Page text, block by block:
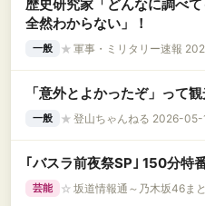
歴史研究家「どんなに調べ
全然わからない」！
一般 ★ 軍事・ミリタリー速報
「意外とよかったぞ」って
一般 ★ 登山ちゃんねる 2026-05-
｢バスラ前夜祭SP｣ 150分
芸能 ☆ 坂道情報通～乃木坂46ま